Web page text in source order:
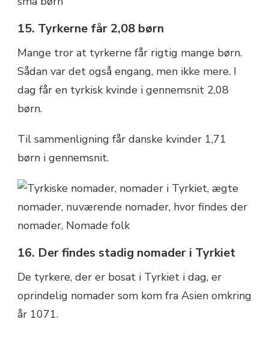
15. Tyrkerne får 2,08 børn
Mange tror at tyrkerne får rigtig mange børn.
Sådan var det også engang, men ikke mere. I
dag får en tyrkisk kvinde i gennemsnit 2,08
børn.
Til sammenligning får danske kvinder 1,71
børn i gennemsnit.
16. Der findes stadig nomader i Tyrkiet
De tyrkere, der er bosat i Tyrkiet i dag, er
oprindelig nomader som kom fra Asien omkring
år 1071.